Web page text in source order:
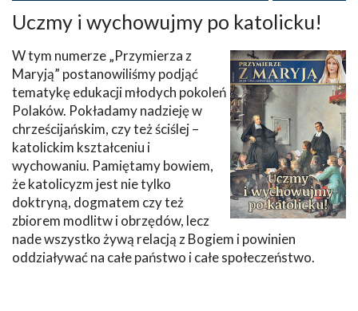
Uczmy i wychowujmy po katolicku!
W tym numerze „Przymierza z
Maryją” postanowiliśmy podjąć
tematykę edukacji młodych pokoleń
Polaków. Pokładamy nadzieję w
chrześcijańskim, czy też ściślej –
katolickim kształceniu i
wychowaniu. Pamiętamy bowiem,
że katolicyzm jest nie tylko
doktryną, dogmatem czy też
zbiorem modlitw i obrzędów, lecz
nade wszystko żywą relacją z Bogiem i powinien
oddziaływać na całe państwo i całe społeczeństwo.